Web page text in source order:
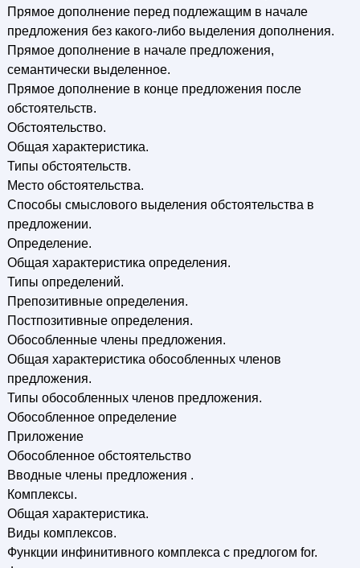
Прямое дополнение перед подлежащим в начале
предложения без какого-либо выделения дополнения.
Прямое дополнение в начале предложения,
семантически выделенное.
Прямое дополнение в конце предложения после
обстоятельств.
Обстоятельство.
Общая характеристика.
Типы обстоятельств.
Место обстоятельства.
Способы смыслового выделения обстоятельства в
предложении.
Определение.
Общая характеристика определения.
Типы определений.
Препозитивные определения.
Постпозитивные определения.
Обособленные члены предложения.
Общая характеристика обособленных членов
предложения.
Типы обособленных членов предложения.
Обособленное определение
Приложение
Обособленное обстоятельство
Вводные члены предложения .
Комплексы.
Общая характеристика.
Виды комплексов.
Функции инфинитивного комплекса с предлогом for.